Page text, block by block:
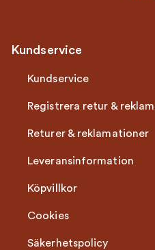
Kundservice
Kundservice
Registrera retur &
Returer & reklamationer
Leveransinformation
Köpvillkor
Cookies
Säkerhetspolicy